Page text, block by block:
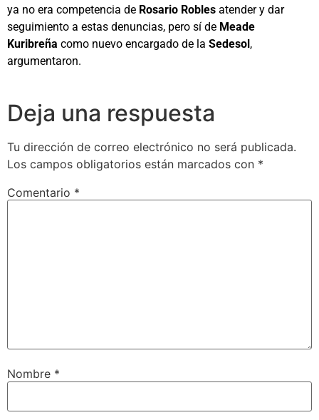
ya no era competencia de Rosario Robles atender y dar
seguimiento a estas denuncias, pero sí de Meade
Kuribreña como nuevo encargado de la Sedesol,
argumentaron.
Deja una respuesta
Tu dirección de correo electrónico no será publicada.
Los campos obligatorios están marcados con *
Comentario *
Nombre *